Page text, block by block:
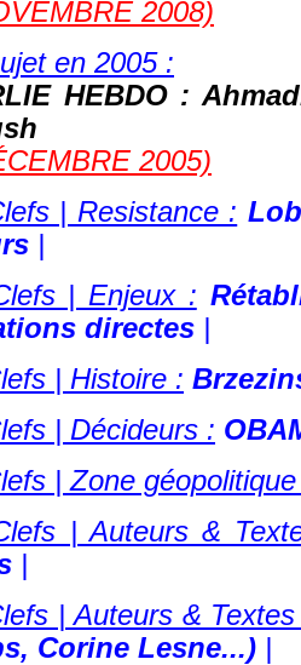
2008)
en 2005 :
HEBDO :
2005)
| Resistance :
|
| Enjeux :
directes |
| Histoire :
| Décideurs :
| Zone
| Auteurs &
|
| Auteurs &
Corine Lesne...) |